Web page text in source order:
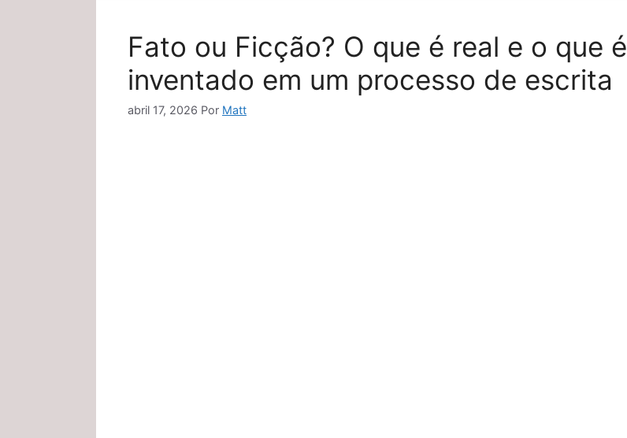
Fato ou Ficção? O que é real e o que é
inventado em um processo de escrita
abril 17, 2026 Por Matt